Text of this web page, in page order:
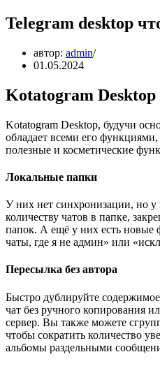
Telegram desktop
автор: admin
01.05.2024
Kotatogram Desktop
Kotatogram Desktop, будучи
обладает всеми его
полезные и косметические
Локальные папки
У них нет синхронизации, но
количеству чатов в папке,
папок. А ещё у них есть новые
чаты, где я не админ» или
Пересылка без автора
Быстро дублируйте
чат без ручного копирования
сервер. Вы также можете
чтобы сократить количество
альбомы раздельными